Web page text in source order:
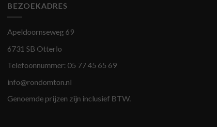
BEZOEKADRES
Apeldoornseweg 69
6731 SB Otterlo
Telefoonnummer: 05 77 45 65 69
info@rondomton.nl
Genoemde prijzen zijn inclusief BTW.